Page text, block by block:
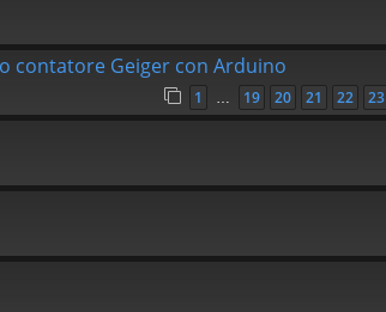
contatore Geiger con Arduino
1 … 19 20 21 22 23